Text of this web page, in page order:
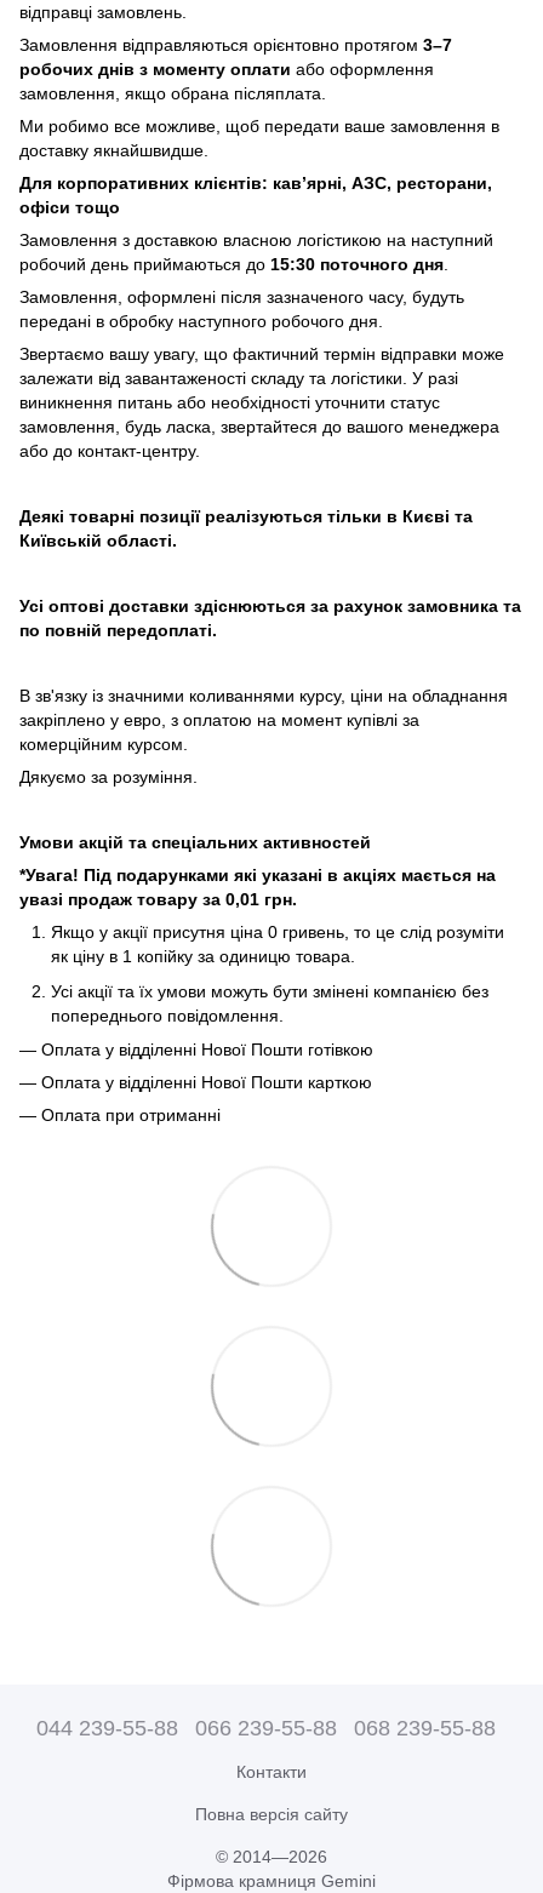
відправці замовлень.
Замовлення відправляються орієнтовно протягом 3–7
робочих днів з моменту оплати або оформлення
замовлення, якщо обрана післяплата.
Ми робимо все можливе, щоб передати ваше замовлення в
доставку якнайшвидше.
Для корпоративних клієнтів: кав’ярні, АЗС, ресторани,
офіси тощо
Замовлення з доставкою власною логістикою на наступний
робочий день приймаються до 15:30 поточного дня
Замовлення, оформлені після зазначеного часу, будуть
передані в обробку наступного робочого дня.
Звертаємо вашу увагу, що фактичний термін відправки може
залежати від завантаженості складу та логістики. У разі
виникнення питань або необхідності уточнити статус
замовлення, будь ласка, звертайтеся до вашого менеджера
або до контакт-центру.
Деякі товарні позиції реалізуються тільки в Києві та
Київській області.
Усі оптові доставки здіснюються за рахунок замовника та
по повній передоплаті.
В зв'язку із значними коливаннями курсу, ціни на обладнання
закріплено у евро, з оплатою на момент купівлі за
комерційним курсом.
Дякуємо за розуміння.
Умови акцій та спеціальних активностей
*Увага! Під подарунками які указані в акціях мається на
увазі продаж товару за 0,01 грн.
Якщо у акції присутня ціна 0 гривень, то це слід розуміти
як ціну в 1 копійку за одиницю товара.
Усі акції та їх умови можуть бути змінені компанією без
попереднього повідомлення.
— Оплата у відділенні Нової Пошти готівкою
— Оплата у відділенні Нової Пошти карткою
— Оплата при отриманні
044 239-55-88 066 239-55-88 068 239-55-88
Контакти
Повна версія сайту
© 2014—2026
Фірмова крамниця Gemini